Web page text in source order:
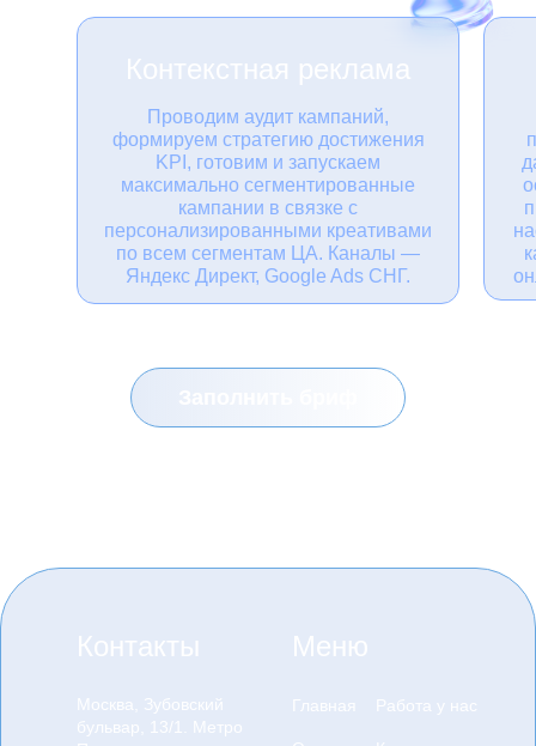
Контекстная реклама
Проводим аудит кампаний,
формируем стратегию достижения
KPI, готовим и запускаем
максимально сегментированные
кампании в связке с
персонализированными креативами
по всем сегментам ЦА. Каналы —
Яндекс Директ, Google Ads СНГ.
Контакты
Москва, Зубовский
бульвар, 13/1. Метро
Меню
Главная Работа у нас